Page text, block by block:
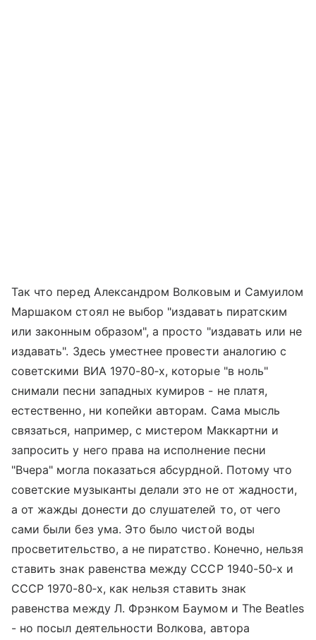
Так что перед Александром Волковым и Самуилом
Маршаком стоял не выбор "издавать пиратским
или законным образом", а просто "издавать или не
издавать". Здесь уместнее провести аналогию с
советскими ВИА 1970-80‑х, которые "в ноль"
снимали песни западных кумиров - не платя,
естественно, ни копейки авторам. Сама мысль
связаться, например, с мистером Маккартни и
запросить у него права на исполнение песни
"Вчера" могла показаться абсурдной. Потому что
советские музыканты делали это не от жадности,
а от жажды донести до слушателей то, от чего
сами были без ума. Это было чистой воды
просветительство, а не пиратство. Конечно, нельзя
ставить знак равенства между СССР 1940-50‑х и
СССР 1970-80‑х, как нельзя ставить знак
равенства между Л. Фрэнком Баумом и The Beatles
- но посыл деятельности Волкова, автора